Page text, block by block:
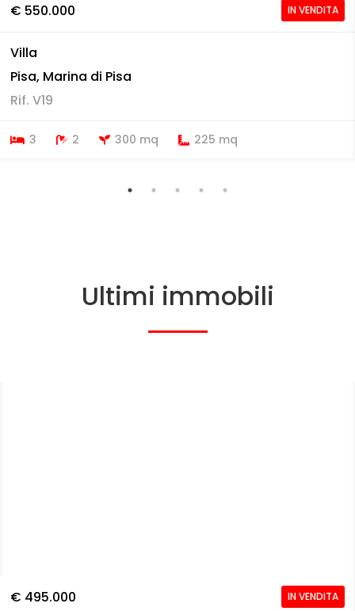
€ 550.000 IN VENDITA
Villa
Pisa, Marina di Pisa
Rif. V19
3 2 300 mq 225 mq
Ultimi immobili
€ 495.000 IN VENDITA